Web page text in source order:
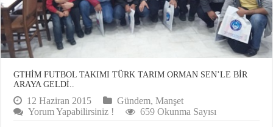
GTHİM FUTBOL TAKIMI TÜRK TARIM ORMAN SEN’LE BİR
ARAYA GELDİ..
12 Haziran 2015 Gündem,Manşet
Yorum Yapabilirsiniz !
659 Okunma Sayısı